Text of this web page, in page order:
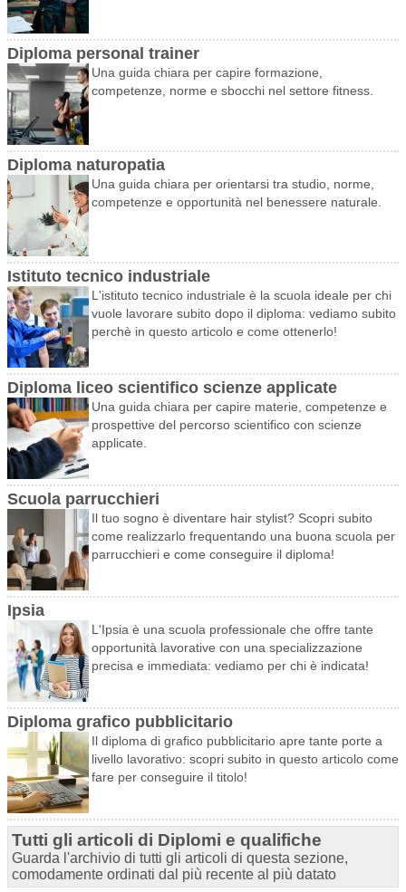
Diploma personal trainer
Una guida chiara per capire formazione,
competenze, norme e sbocchi nel settore fitness.
Diploma naturopatia
Una guida chiara per orientarsi tra studio, norme,
competenze e opportunità nel benessere naturale.
Istituto tecnico industriale
L'istituto tecnico industriale è la scuola ideale per chi
vuole lavorare subito dopo il diploma: vediamo subito
perchè in questo articolo e come ottenerlo!
Diploma liceo scientifico scienze applicate
Una guida chiara per capire materie, competenze e
prospettive del percorso scientifico con scienze
applicate.
Scuola parrucchieri
Il tuo sogno è diventare hair stylist? Scopri subito
come realizzarlo frequentando una buona scuola per
parrucchieri e come conseguire il diploma!
Ipsia
L'Ipsia è una scuola professionale che offre tante
opportunità lavorative con una specializzazione
precisa e immediata: vediamo per chi è indicata!
Diploma grafico pubblicitario
Il diploma di grafico pubblicitario apre tante porte a
livello lavorativo: scopri subito in questo articolo come
fare per conseguire il titolo!
Tutti gli articoli di Diplomi e qualifiche
Guarda l'archivio di tutti gli articoli di questa sezione,
comodamente ordinati dal più recente al più datato